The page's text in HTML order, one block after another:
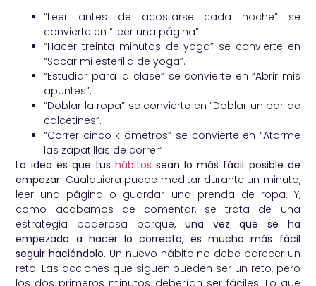
“Leer antes de acostarse cada noche” se
convierte en “Leer una página”.
“Hacer treinta minutos de yoga” se convierte en
“Sacar mi esterilla de yoga”.
“Estudiar para la clase” se convierte en “Abrir mis
apuntes”.
“Doblar la ropa” se convierte en “Doblar un par de
calcetines”.
“Correr cinco kilómetros” se convierte en “Atarme
las zapatillas de correr”.
La idea es que tus hábitos sean lo más fácil posible de
empezar. Cualquiera puede meditar durante un minuto,
leer una página o guardar una prenda de ropa. Y,
como acabamos de comentar, se trata de una
estrategia poderosa porque,una vez que se ha
empezado a hacer lo correcto, es mucho más fácil
seguir haciéndolo. Un nuevo hábito no debe parecer un
reto. Las acciones que siguen pueden ser un reto, pero
los dos primeros minutos deberían ser fáciles. Lo que